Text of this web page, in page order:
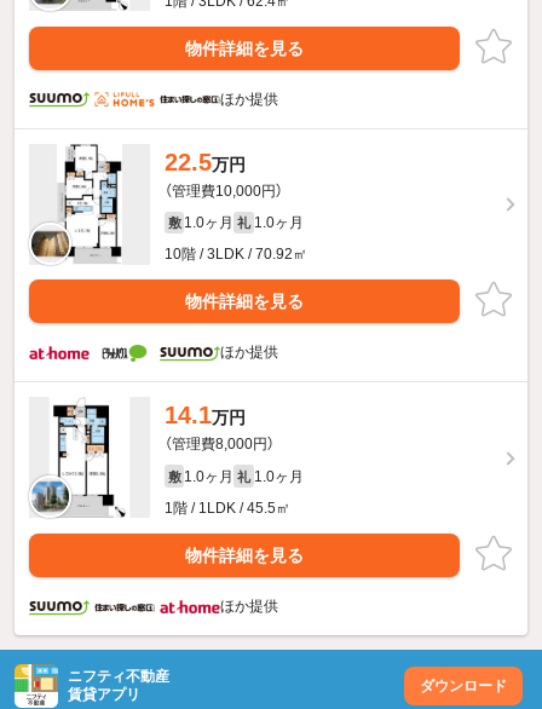
物件詳細を見る
ほか提供
22.5万円
（管理費10,000円）
敷 1.0ヶ月 礼 1.0ヶ月
10階 / 3LDK / 70.92㎡
物件詳細を見る
ほか提供
14.1万円
（管理費8,000円）
敷 1.0ヶ月 礼 1.0ヶ月
1階 / 1LDK / 45.5㎡
物件詳細を見る
ほか提供
ニフティ不動産
賃貸アプリ
ダウンロード